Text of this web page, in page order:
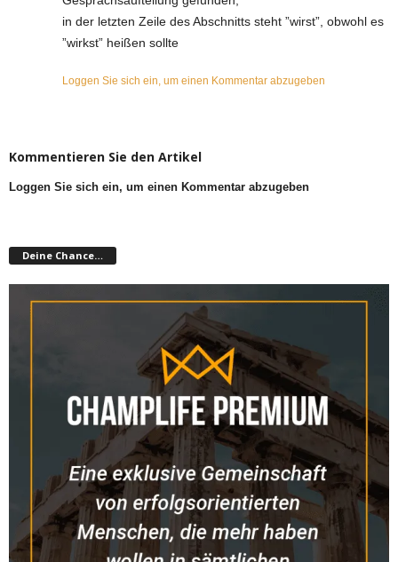
in der letzten Zeile des Abschnitts steht ”wirst”, obwohl es
”wirkst” heißen sollte
Loggen Sie sich ein, um einen Kommentar abzugeben
Kommentieren Sie den Artikel
Loggen Sie sich ein, um einen Kommentar abzugeben
Deine Chance…